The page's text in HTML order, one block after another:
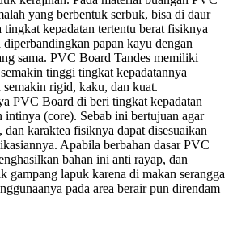
yang berbentuk serbuk, bisa di daur
kepadatan tertentu berat fisiknya
papan kayu dengan
sama. PVC Board Tandes memiliki
tinggi tingkat kepadatannya
rigid, kaku, dan kuat.
PVC Board di beri tingkat kepadatan
intinya (core). Sebab ini bertujuan agar
dan karaktea fisiknya dapat disesuaikan
Apabila berbahan dasar PVC
bahan ini anti rayap, dan
gampang lapuk karena di makan serangga
pada area berair pun direndam